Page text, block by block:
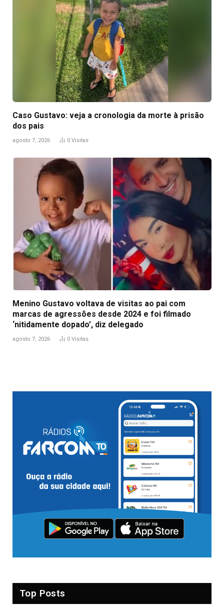
Caso Gustavo: veja a cronologia da morte à prisão
dos pais
agosto 7, 2026 0 Visitas
Menino Gustavo voltava de visitas ao pai com
marcas de agressões desde 2024 e foi filmado
‘nitidamente dopado’, diz delegado
agosto 7, 2026 0 Visitas
Top Posts